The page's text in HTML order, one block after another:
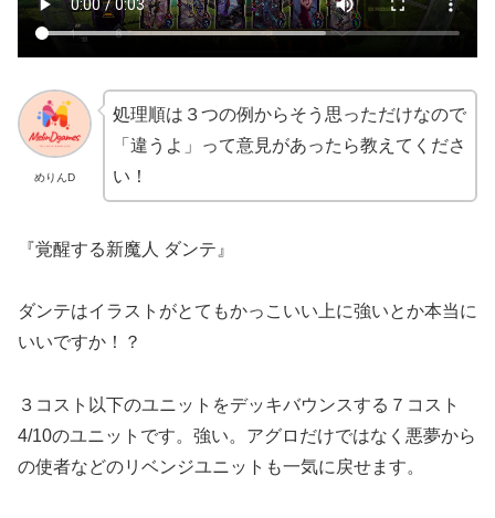
めりんD
処理順は３つの例からそう思っただけなので
「違うよ」って意見があったら教えてくださ
い！
『覚醒する新魔人 ダンテ』
ダンテはイラストがとてもかっこいい上に強いとか本当に
いいですか！？
３コスト以下のユニットをデッキバウンスする７コスト
4/10のユニットです。強い。アグロだけではなく悪夢から
の使者などのリベンジユニットも一気に戻せます。